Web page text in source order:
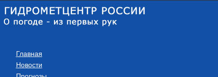
Главная
Новости